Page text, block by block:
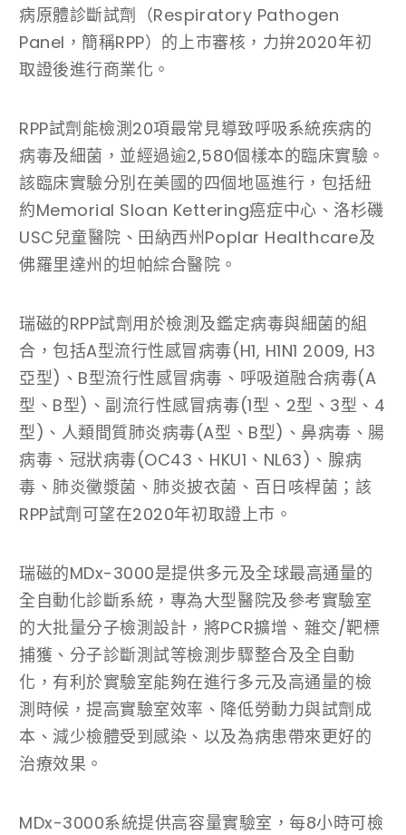
病原體診斷試劑（Respiratory Pathogen
Panel，簡稱RPP）的上市審核，力拚2020年初
取證後進行商業化。
RPP試劑能檢測20項最常見導致呼吸系統疾病的
病毒及細菌，並經過逾2,580個樣本的臨床實驗。
該臨床實驗分別在美國的四個地區進行，包括紐
約Memorial Sloan Kettering癌症中心、洛杉磯
USC兒童醫院、田納西州Poplar Healthcare及
佛羅里達州的坦帕綜合醫院。
瑞磁的RPP試劑用於檢測及鑑定病毒與細菌的組
合，包括A型流行性感冒病毒(H1, H1N1 2009, H3
亞型)、B型流行性感冒病毒、呼吸道融合病毒(A
型、B型)、副流行性感冒病毒(1型、2型、3型、4
型)、人類間質肺炎病毒(A型、B型)、鼻病毒、腸
病毒、冠狀病毒(OC43、HKU1、NL63)、腺病
毒、肺炎黴漿菌、肺炎披衣菌、百日咳桿菌；該
RPP試劑可望在2020年初取證上市。
瑞磁的MDx-3000是提供多元及全球最高通量的
全自動化診斷系統，專為大型醫院及參考實驗室
的大批量分子檢測設計，將PCR擴增、雜交/靶標
捕獲、分子診斷測試等檢測步驟整合及全自動
化，有利於實驗室能夠在進行多元及高通量的檢
測時候，提高實驗室效率、降低勞動力與試劑成
本、減少檢體受到感染、以及為病患帶來更好的
治療效果。
MDx-3000系統提供高容量實驗室，每8小時可檢